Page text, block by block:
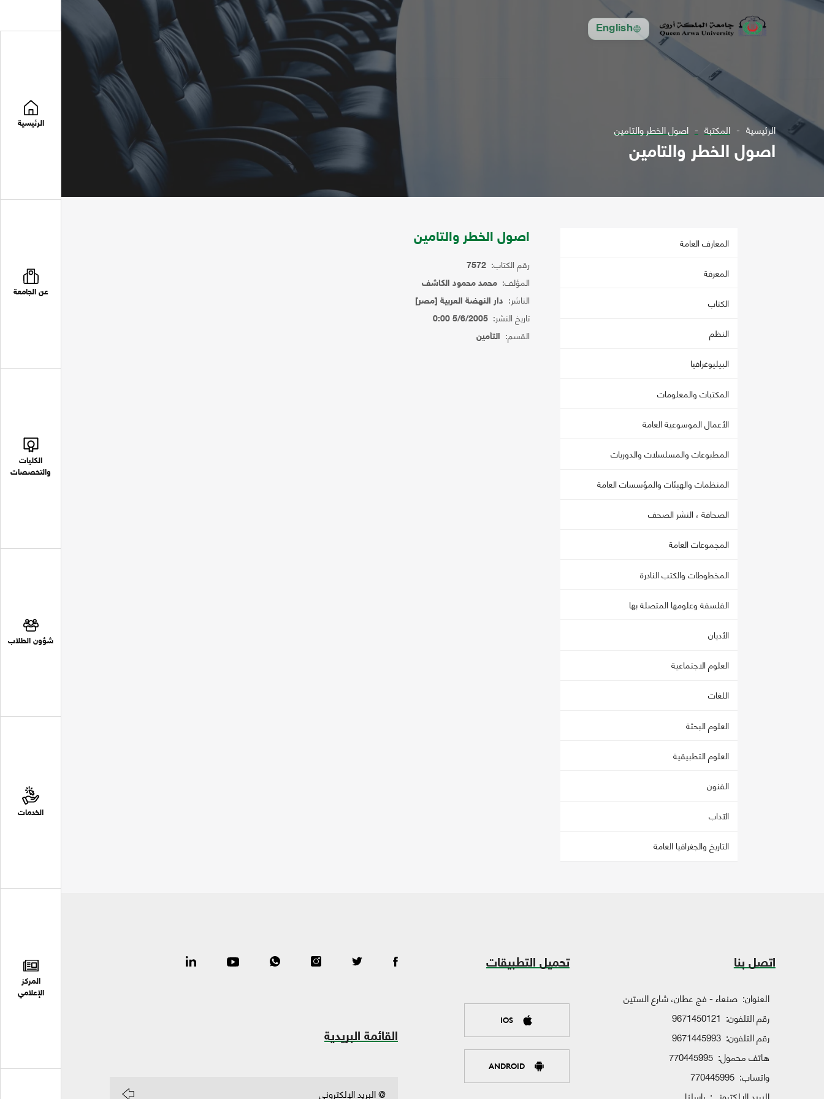
English
الرئيسية
عن الجامعة
الكليات
والتخصصات
شؤون الطلاب
الخدمات
المركز
الإعلامي
الرئيسية المكتبة اصول الخطر والتامين
اصول الخطر والتامين
المعارف العامة
المعرفة
الكتاب
النظم
البيليوغرافيا
المكتبات والمعلومات
الأعمال الموسوعية العامة
المطبوعات والمسلسلات والدوريات
المنظمات والهيئات والمؤسسات العامة
الصحافة ، النشر الصحف
المجموعات العامة
المخطوطات والكتب النادرة
الفلسفة وعلومها المتصلة بها
الأديان
العلوم الاجتماعية
اللغات
العلوم البحثة
العلوم التطبيقية
الفنون
الآداب
التاريخ والجغرافيا العامة
اصول الخطر والتامين
رقم الكتاب: 7572
المؤلف: محمد محمود الكاشف
الناشر: دار النهضة العربية [مصر]
تاريخ النشر: 5/6/2005 0:00
القسم: التأمين
اتصل بنا
العنوان: صنعاء - فج عطان، شارع الستين
رقم التلفون: 9671450121
رقم التلفون: 9671445993
هاتف محمول: 770445995
واتساب: 770445995
تحميل التطبيقات
IOS
ANDROID
القائمة البريدية